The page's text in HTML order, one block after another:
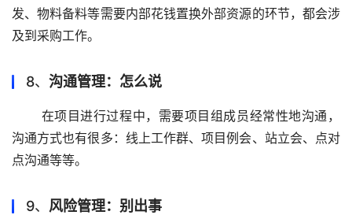
发、物料备料等需要内部花钱置换外部资源的环节，都会涉
及到采购工作。
8、 沟通管理：怎么说
在项目进行过程中，需要项目组成员经常性地沟通，
沟通方式也有很多：线上工作群、项目例会、站立会、点对
点沟通等等。
9、 风险管理：别出事